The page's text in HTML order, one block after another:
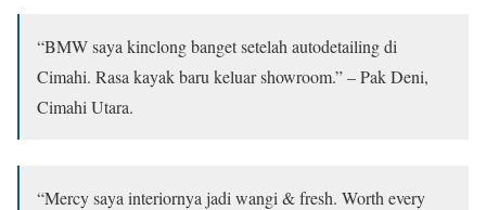
“BMW saya kinclong banget setelah autodetailing di
Cimahi. Rasa kayak baru keluar showroom.” – Pak Deni,
Cimahi Utara.
“Mercy saya interiornya jadi wangi & fresh. Worth every